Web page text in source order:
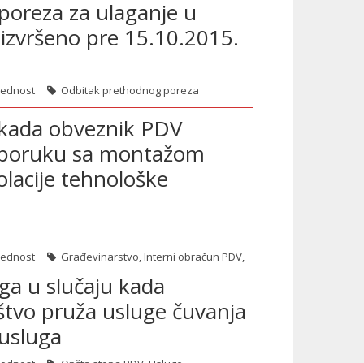
za ulaganje u
pre 15.10.2015.
Odbitak prethodnog poreza
obveznik PDV
sa montažom
tehnološke
Građevinarstvo,Interni obračun PDV,
u slučaju kada
pruža usluge čuvanja